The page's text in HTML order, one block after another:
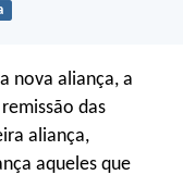
nova aliança, a
das
aliança,
aqueles que